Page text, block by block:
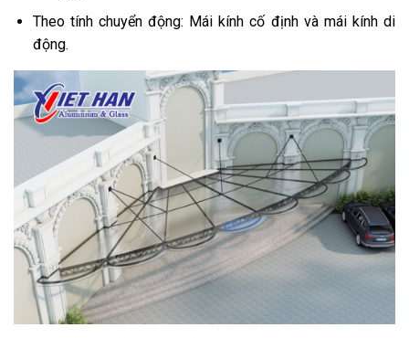
Theo tính chuyển động: Mái kính cố định và mái kính di
động.